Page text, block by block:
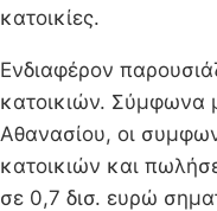
κατοικίες.
Ενδιαφέρον
κατοικιών. Σύμφωνα
Αθανασίου, οι
κατοικιών και
σε 0,7 δισ. ευρώ